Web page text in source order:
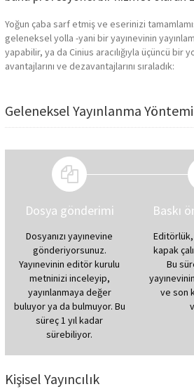
Yoğun çaba sarf etmiş ve eserinizi
geleneksel yolla -yani bir yayınevinin
yapabilir, ya da Cinius aracılığıyla üçüncü bir
avantajlarını ve dezavantajlarını sıraladık:
Geleneksel Yayınlanma Yöntemi
Dosya gönderimi
Dosyanızı yayınevine
gönderiyorsunuz.
Yayınevinin editör kurulu
metninizi inceleyip,
yayınlanmaya değer
buluyor ya da bulmuyor. Bu
süreç 1 yıl kadar
sürebiliyor.
Baskı
kapak
Bu
ve son
Kişisel Yayıncılık